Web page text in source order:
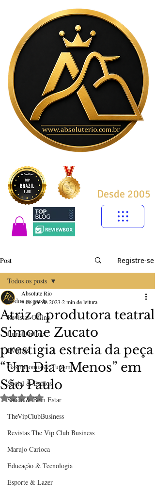
Desde 2005
Post Registre-se
Todos os posts
Revistas Online
Jornal Online
Eventos
Gastronomia & Turismo
Social & Estilos
Saúde & Bem Estar
TheVipClubBusiness
Revistas The Vip Club Business
Marujo Carioca
Educação & Tecnologia
Esporte & Lazer
Todos os posts
Atriz e produtora teatral
Simone Zucato
prestigia estreia da peça
“Um Dia a Menos” em
São Paulo
Absolute Rio
9 de jan. de 2023 2 min de leitura
Avaliado com NaN de 5 estrelas.